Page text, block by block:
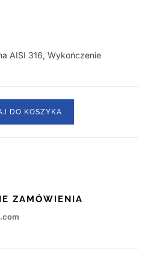
AISI 316, Wykończenie
DO KOSZYKA
ZAMÓWIENIA